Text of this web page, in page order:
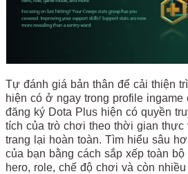
Tự đánh giá bản thân để cải thiện
hiện có ở ngay trong profile
đăng ký Dota Plus hiện có quyền
tích của trò chơi theo thời gian
trang lại hoàn toàn. Tìm hiểu sâu
của bạn bằng cách sắp xếp toàn
hero, role, chế độ chơi và còn